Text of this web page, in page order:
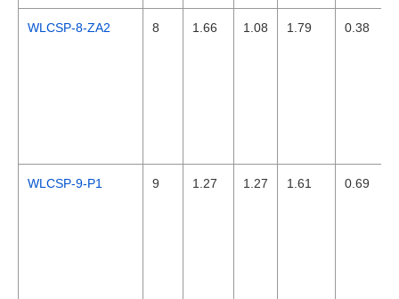
WLCSP-8-ZA2 8 1.66 1.08 1.79 0.38
WLCSP-9-P1 9 1.27 1.27 1.61 0.69